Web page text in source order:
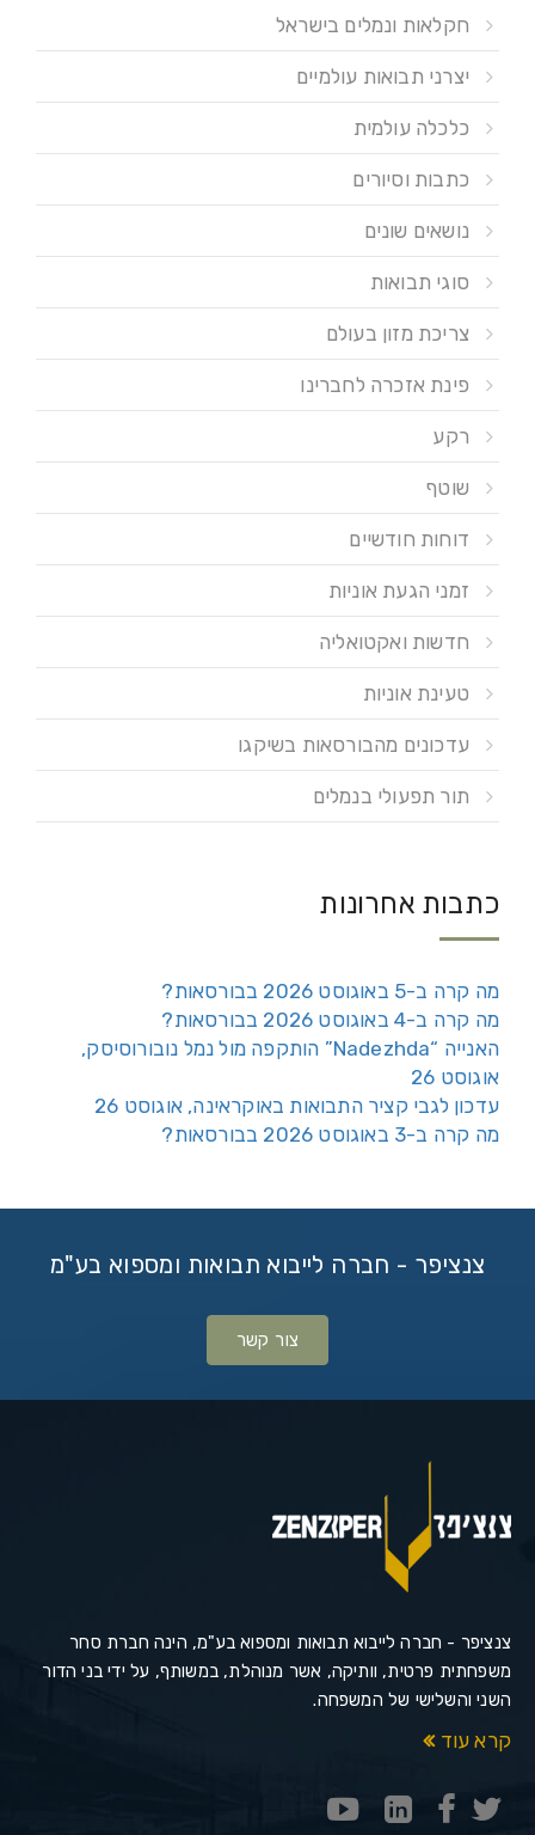
חקלאות ונמלים בישראל
יצרני תבואות עולמיים
כלכלה עולמית
כתבות וסיורים
נושאים שונים
סוגי תבואות
צריכת מזון בעולם
פינת אזכרה לחברינו
רקע
שוטף
דוחות חודשיים
זמני הגעת אוניות
חדשות ואקטואליה
טעינת אוניות
עדכונים מהבורסאות בשיקגו
תור תפעולי בנמלים
כתבות אחרונות
מה קרה ב-5 באוגוסט 2026 בבורסאות?
מה קרה ב-4 באוגוסט 2026 בבורסאות?
האנייה “Nadezhda” הותקפה מול נמל נובורוסיסק,
אוגוסט 26
עדכון לגבי קציר התבואות באוקראינה, אוגוסט 26
מה קרה ב-3 באוגוסט 2026 בבורסאות?
צנציפר - חברה לייבוא תבואות ומספוא בע"מ
צור קשר
צנציפר - חברה לייבוא תבואות ומספוא בע"מ, הינה חברת סחר
משפחתית פרטית, וותיקה, אשר מנוהלת, במשותף, על ידי בני הדור
השני והשלישי של המשפחה.
קרא עוד